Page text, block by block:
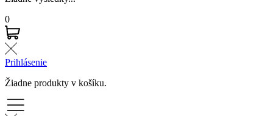
0
Prihlásenie
Žiadne produkty v košíku.